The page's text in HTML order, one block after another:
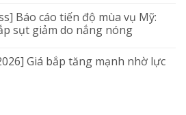
Báo cáo tiến độ mùa vụ Mỹ:
sụt giảm do nắng nóng
Giá bắp tăng mạnh nhờ lực